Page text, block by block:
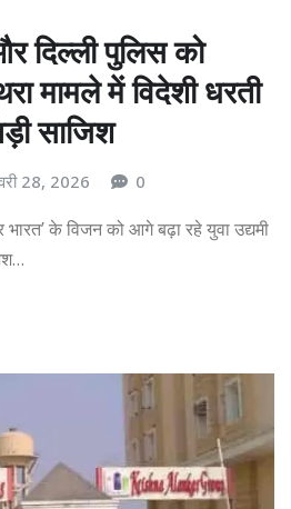
दिल्ली पुलिस को
मामले में विदेशी धरती
साजिश
28, 2026 0
भारत’ के विजन को आगे बढ़ा रहे युवा उद्यमी